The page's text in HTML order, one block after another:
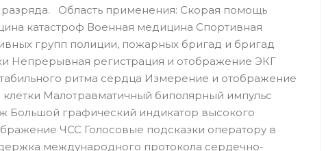
разряда. Область применения: Скорая помощь
катастроф Военная медицина Спортивная
групп полиции, пожарных бригад и бригад
Непрерывная регистрация и отображение ЭКГ
ритма сердца Измерение и отображение
Малотравматичный биполярный импульс
Большой графический индикатор высокого
ЧСС Голосовые подсказки оператору в
международного протокола сердечно-